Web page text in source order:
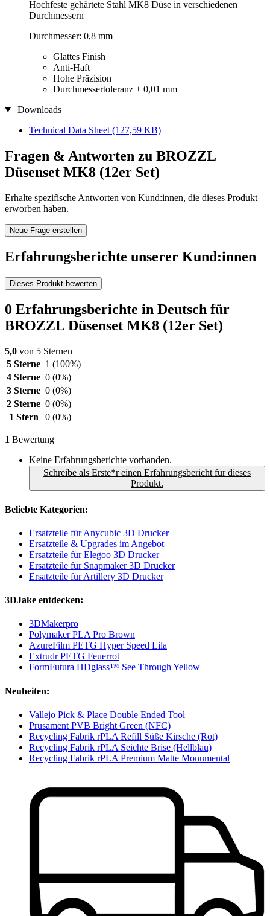
Hochfeste gehärtete Stahl MK8 Düse in verschiedenen
Durchmessern
Durchmesser: 0,8 mm
Glattes Finish
Anti-Haft
Hohe Präzision
Durchmessertoleranz ± 0,01 mm
Downloads
Technical Data Sheet (127,59 KB)
Fragen & Antworten zu BROZZL
Düsenset MK8 (12er Set)
Erhalte spezifische Antworten von Kund:innen, die dieses Produkt
erworben haben.
Neue Frage erstellen
Erfahrungsberichte unserer Kund:innen
Dieses Produkt bewerten
0 Erfahrungsberichte in Deutsch für
BROZZL Düsenset MK8 (12er Set)
5,0 von 5 Sternen
5 Sterne 1 (100%)
4 Sterne 0 (0%)
3 Sterne 0 (0%)
2 Sterne 0 (0%)
1 Stern
0 (0%)
1 Bewertung
Keine Erfahrungsberichte vorhanden.
Schreibe als Erste*r einen Erfahrungsbericht für dieses
Produkt.
Beliebte Kategorien:
Ersatzteile für Anycubic 3D Drucker
Ersatzteile & Upgrades im Angebot
Ersatzteile für Elegoo 3D Drucker
Ersatzteile für Snapmaker 3D Drucker
Ersatzteile für Artillery 3D Drucker
3DJake entdecken:
3DMakerpro
Polymaker PLA Pro Brown
AzureFilm PETG Hyper Speed Lila
Extrudr PETG Feuerrot
FormFutura HDglass™ See Through Yellow
Neuheiten:
Vallejo Pick & Place Double Ended Tool
Prusament PVB Bright Green (NFC)
Recycling Fabrik rPLA Refill Süße Kirsche (Rot)
Recycling Fabrik rPLA Seichte Brise (Hellblau)
Recycling Fabrik rPLA Premium Matte Monumental